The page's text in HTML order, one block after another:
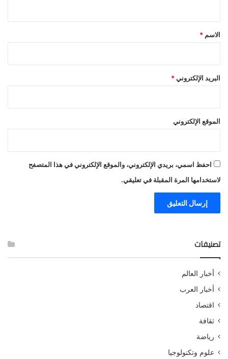
*
الاسم *
البريد الإلكتروني *
الموقع الإلكتروني
احفظ اسمي، بريدي الإلكتروني، والموقع الإلكتروني في هذا المتصفح
لاستخدامها المرة المقبلة في تعليقي.
تصنيفات
أخبار العالم
أخبار العرب
اقتصاد
ثقافة
رياضة
علوم وتكنولوجيا